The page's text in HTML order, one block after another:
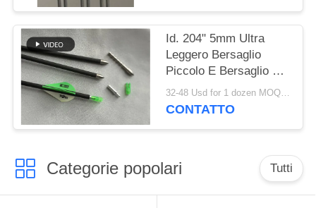
Id. 204" 5mm Ultra
Leggero Bersaglio
Piccolo E Bersaglio 3D
Spine
250/300/350/400/500/600/
32-48 Usd for 1 dozen MOQ:2 dozzine
CONTATTO
Categorie popolari Tutti